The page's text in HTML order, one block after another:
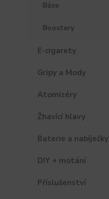
Báze
Boostery
E-cigarety
Gripy a Mody
Atomizéry
Žhavící hlavy
Baterie a nabíječky
DIY + motání
Příslušenství